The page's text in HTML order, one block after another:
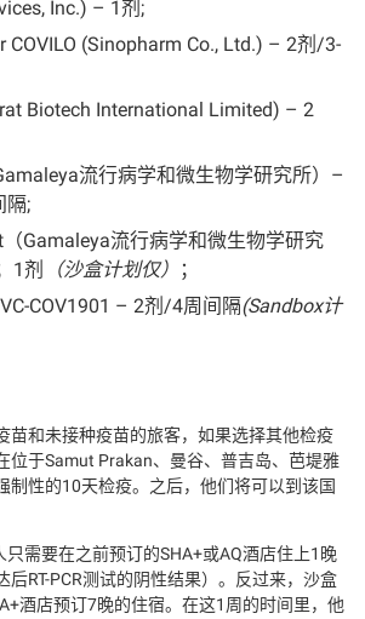
Inc.) – 1剂;
COVILO (Sinopharm Co., Ltd.) – 2剂/3-
Biotech International Limited) – 2
流行病学和微生物学研究所）–
隔;
Gamaleya流行病学和微生物学研究
1剂
（沙盒计划仅）
；
COV1901 – 2剂/4周间隔(Sandbox计
苗和未接种疫苗的旅客，如果选择其他检疫
位于Samut Prakan、曼谷、普吉岛、芭堤雅
制性的10天检疫。之后，他们将可以到该国
只需要在之前预订的SHA+或AQ酒店住上1晚
后RT-PCR测试的阴性结果）。反过来，沙盒
酒店预订7晚的住宿。在这1周的时间里，他